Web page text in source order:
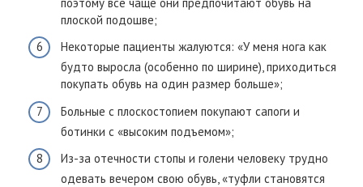
плоской подошве;
Некоторые пациенты жалуются: «У меня нога как
будто выросла (особенно по ширине), приходиться
покупать обувь на один размер больше»;
Больные с плоскостопием покупают сапоги и
ботинки с «высоким подъемом»;
Из-за отечности стопы и голени человеку трудно
одевать вечером свою обувь, «туфли становятся